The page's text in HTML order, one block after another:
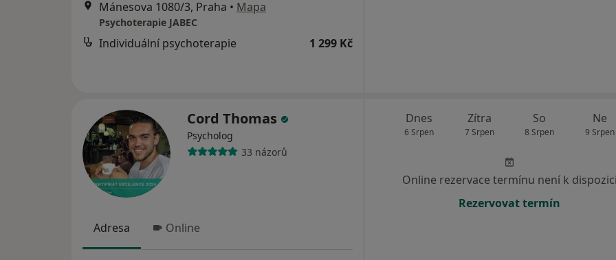
Mánesova 1080/3, Praha • Mapa
Psychoterapie JABEC
Individuální psychoterapie 1 299 Kč
Cord Thomas
Psycholog
33 názorů
Adresa Online
Dnes
6 Srpen
Zítra
7 Srpen
So
8 Srpen
Ne
9 Srpen
Online rezervace termínu není k dispozici
Rezervovat termín